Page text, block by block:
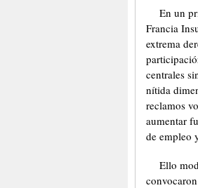
En un
Francia
extrema
centrales
nítida
reclamos
aumentar
de empleo
Ello